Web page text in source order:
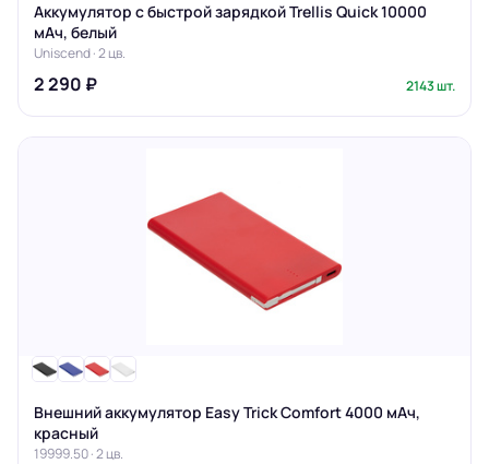
Аккумулятор с быстрой зарядкой Trellis Quick 10000
мАч, белый
Uniscend · 2 цв.
2 290 ₽ 2143 шт.
Внешний аккумулятор Easy Trick Comfort 4000 мАч,
красный
19999.50 · 2 цв.